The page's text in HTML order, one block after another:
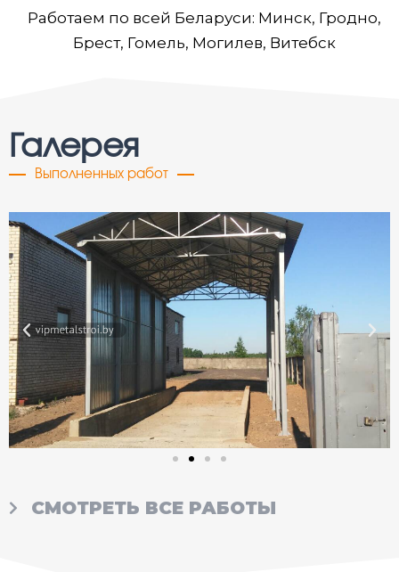
Работаем по всей Беларуси: Минск, Гродно,
Брест, Гомель, Могилев, Витебск
Галерея
Выполненных работ
СМОТРЕТЬ ВСЕ РАБОТЫ